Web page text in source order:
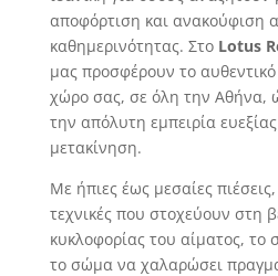
αποφόρτιση και ανακούφιση
καθημερινότητας. Στο Lotus
μας προσφέρουν το
χώρο σας, σε όλη την Αθήνα,
την απόλυτη εμπειρία
μετακίνηση.
Με ήπιες έως μεσαίες
τεχνικές που στοχεύουν στη
κυκλοφορίας του αίματος,
το σώμα να χαλαρώσει